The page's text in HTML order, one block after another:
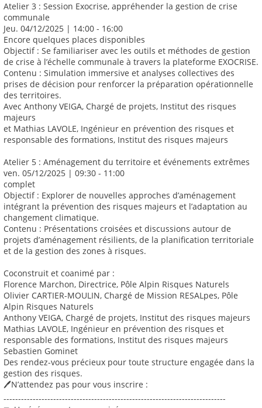
Atelier 3 : Session Exocrise, appréhender la gestion de crise
communale
Jeu. 04/12/2025 | 14:00 - 16:00
Encore quelques places disponibles
Objectif : Se familiariser avec les outils et méthodes de gestion
de crise à l’échelle communale à travers la plateforme EXOCRISE.
Contenu : Simulation immersive et analyses collectives des
prises de décision pour renforcer la préparation opérationnelle
des territoires.
Avec Anthony VEIGA, Chargé de projets, Institut des risques
majeurs
et Mathias LAVOLE, Ingénieur en prévention des risques et
responsable des formations, Institut des risques majeurs
Atelier 5 : Aménagement du territoire et événements extrêmes
ven. 05/12/2025 | 09:30 - 11:00
complet
Objectif : Explorer de nouvelles approches d’aménagement
intégrant la prévention des risques majeurs et l’adaptation au
changement climatique.
Contenu : Présentations croisées et discussions autour de
projets d’aménagement résilients, de la planification territoriale
et de la gestion des zones à risques.
Coconstruit et coanimé par :
Florence Marchon, Directrice, Pôle Alpin Risques Naturels
Olivier CARTIER-MOULIN, Chargé de Mission RESALpes, Pôle
Alpin Risques Naturels
Anthony VEIGA, Chargé de projets, Institut des risques majeurs
Mathias LAVOLE, Ingénieur en prévention des risques et
responsable des formations, Institut des risques majeurs
Sebastien Gominet
Des rendez-vous précieux pour toute structure engagée dans la
gestion des risques.
🖊️N’attendez pas pour vous inscrire :
----------------------------------------------------------------------------